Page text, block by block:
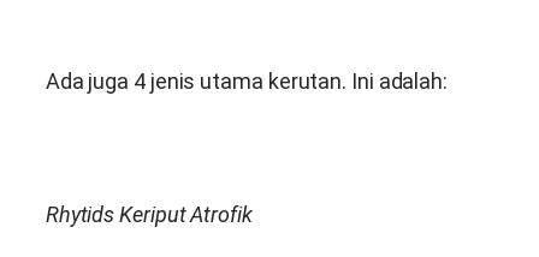
Ada juga 4 jenis utama kerutan. Ini adalah:
Rhytids Keriput Atrofik